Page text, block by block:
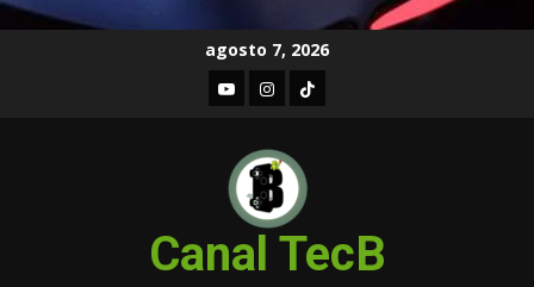
agosto 7, 2026
YoutubeInstagramTIKTOK
Canal TecB